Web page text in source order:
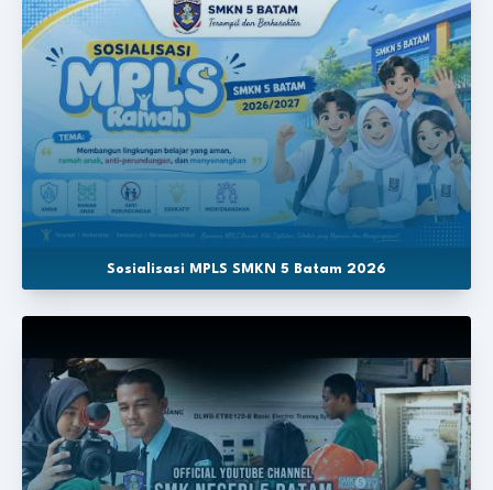
Sosialisasi MPLS SMKN 5 Batam 2026